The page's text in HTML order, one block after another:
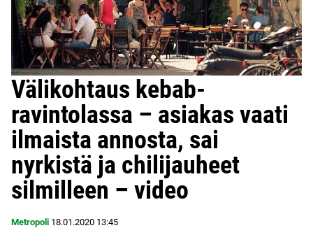
Välikohtaus kebab-
ravintolassa – asiakas vaati
ilmaista annosta, sai
nyrkistä ja chilijauheet
silmilleen – video
Metropoli 18.01.2020 13:45